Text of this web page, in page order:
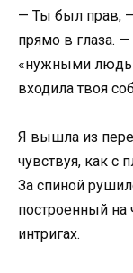
— Ты был прав, —
прямо в глаза.
«нужными
входила твоя
Я вышла из
чувствуя, как с
За спиной
построенный на
интригах.